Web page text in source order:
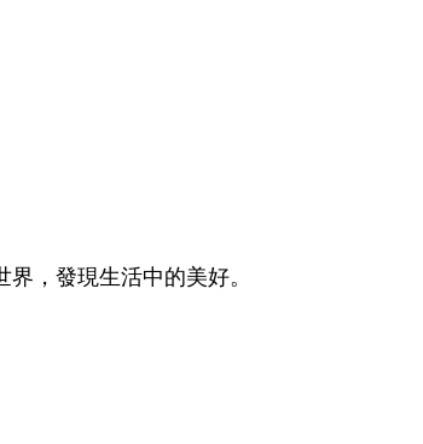
，發現生活中的美好。